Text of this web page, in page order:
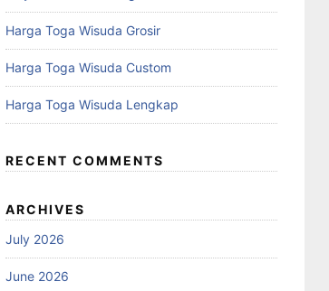
Harga Toga Wisuda Grosir
Harga Toga Wisuda Custom
Harga Toga Wisuda Lengkap
RECENT COMMENTS
ARCHIVES
July 2026
June 2026